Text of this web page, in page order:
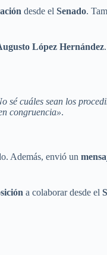
desde el Senado.
López Hernández.
sé cuáles sean los
congruencia».
Además, envió un
a colaborar desde el